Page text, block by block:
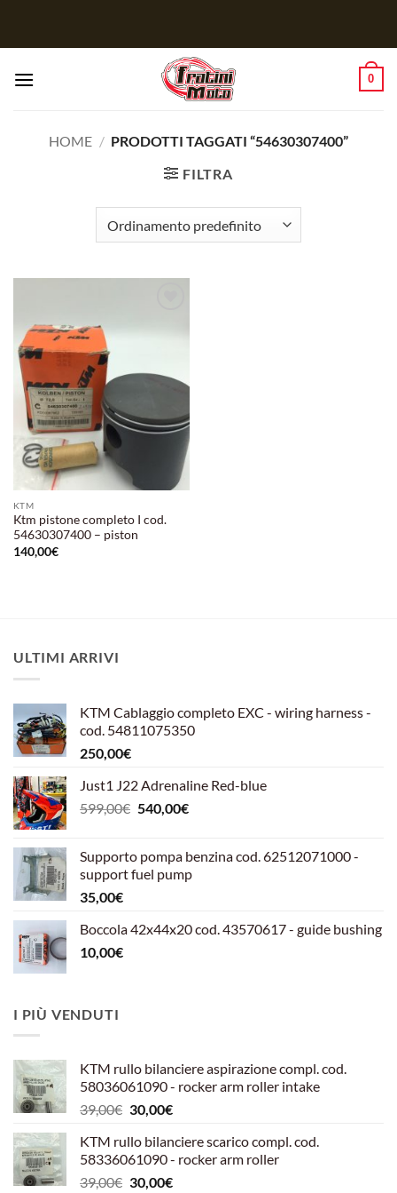
0
HOME / PRODOTTI TAGGATI “54630307400”
FILTRA
KTM
Ktm pistone completo I cod.
54630307400 – piston
140,00€
ULTIMI ARRIVI
KTM Cablaggio completo EXC - wiring harness -
cod. 54811075350
250,00€
Just1 J22 Adrenaline Red-blue
599,00€ Il
era:
599,00€.
540,00€Il
è:
540,00€.
Supporto pompa benzina cod. 62512071000 -
support fuel pump
35,00€
Boccola 42x44x20 cod. 43570617 - guide bushing
10,00€
I PIÙ VENDUTI
KTM rullo bilanciere aspirazione compl. cod.
58036061090 - rocker arm roller intake
39,00€ Il
originale
era:
39,00€.
30,00€Il
attuale
è:
30,00€.
KTM rullo bilanciere scarico compl. cod.
58336061090 - rocker arm roller
39,00€ Il
30,00€Il